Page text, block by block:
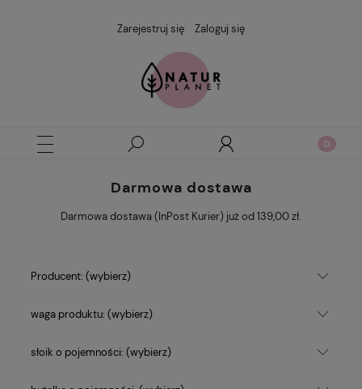
Zarejestruj się Zaloguj się
Darmowa dostawa
Darmowa dostawa (InPost Kurier) już od 139,00 zł.
Producent: (wybierz)
waga produktu: (wybierz)
słoik o pojemności: (wybierz)